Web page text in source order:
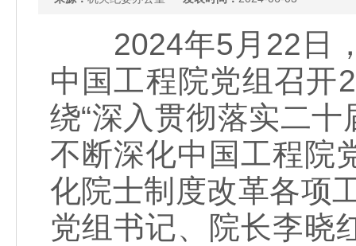
2024年5月22日，
中国工程院党组召开
绕“深入贯彻落实二
不断深化中国工程院
化院士制度改革各项
党组书记、院长李晓